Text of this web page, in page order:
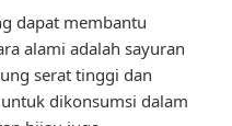
dapat membantu
alami adalah sayuran
serat tinggi dan
dikonsumsi dalam